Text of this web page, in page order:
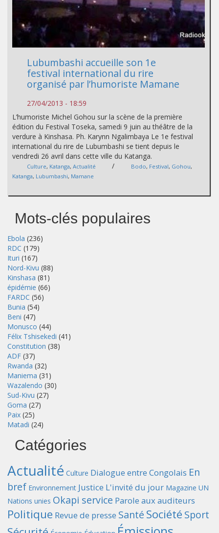
Lubumbashi accueille son 1e
festival international du rire
organisé par l’humoriste Mamane
27/04/2013 - 18:59
L’humoriste Michel Gohou sur la scène de la première
édition du Festival Toseka, samedi 9 juin au théâtre de la
verdure à Kinshasa. Ph. Karynn Ngalimbaya Le 1e festival
international du rire de Lubumbashi se tient depuis le
vendredi 26 avril dans cette ville du Katanga.
Culture, Katanga, Actualité / Bodo, Festival, Gohou,
Katanga, Lubumbashi, Mamane
Mots-clés populaires
Ebola (236)
RDC (179)
Ituri (167)
Nord-Kivu (88)
Kinshasa (81)
épidémie (66)
FARDC (56)
Bunia (54)
Beni (47)
Monusco (44)
Félix Tshisekedi (41)
Constitution (38)
ADF (37)
Rwanda (32)
Maniema (31)
Wazalendo (30)
Sud-Kivu (27)
Goma (27)
Paix (25)
Matadi (24)
Catégories
Actualité Culture Dialogue entre Congolais En
bref Environnement Justice L'invité du jour Magazine UN
Nations unies Okapi service Parole aux auditeurs
Politique Revue de presse Santé Société Sport